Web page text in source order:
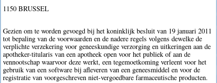
1150 BRUSSEL
Gezien om te worden gevoegd bij het koninklijk besluit van 19 januari 2011
tot bepaling van de voorwaarden en de nadere regels volgens dewelke de
verplichte verzekering voor geneeskundige verzorging en uitkeringen aan de
apotheker-titularis van een apotheek open voor het publiek of aan de
vennootschap waarvoor deze werkt, een tegemoetkoming verleent voor het
gebruik van een software bij afleveren van een geneesmiddel en voor de
registratie van voorgeschreven niet-vergoedbare farmaceutische producten.